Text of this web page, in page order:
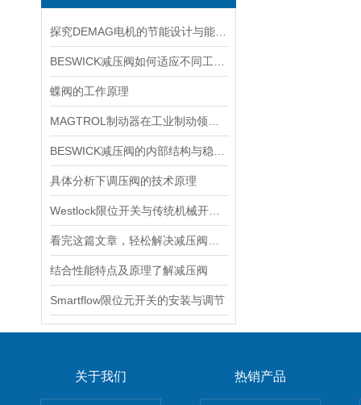
蝶阀的工作原理
具体分析下调压阀的技术原理
结合性能特点及原理了解减压阀
Smartflow限位元开关的安装与调节
关于我们 热销产品